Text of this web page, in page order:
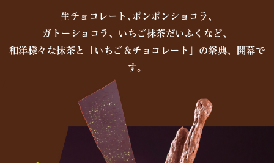
生チョコレート､ボンボンショコラ､
ガトーショコラ、いちご抹茶だいふくなど、
和洋様々な抹茶と「いちご＆チョコレート」の祭典、開幕で
す。